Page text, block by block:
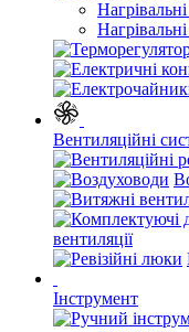
Нагрівальні
Вентиляційні
вентиляції
Інструмент